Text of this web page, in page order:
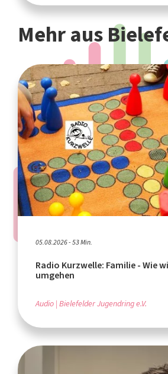
Mehr aus
05.08.2026 - 53 Min.
Radio Kurzwelle: Familie - Wie
umgehen
Audio Bielefelder Jugendring e.V.